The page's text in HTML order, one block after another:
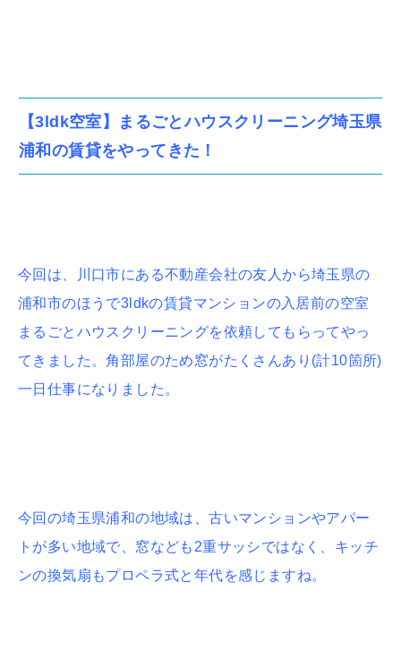
【3ldk空室】まるごとハウスクリーニング埼玉県
浦和の賃貸をやってきた！
今回は、川口市にある不動産会社の友人から埼玉県の
浦和市のほうで3ldkの賃貸マンションの入居前の空室
まるごとハウスクリーニングを依頼してもらってやっ
てきました。角部屋のため窓がたくさんあり(計10箇所)
一日仕事になりました。
今回の埼玉県浦和の地域は、古いマンションやアパー
トが多い地域で、窓なども2重サッシではなく、キッチ
ンの換気扇もプロペラ式と年代を感じますね。